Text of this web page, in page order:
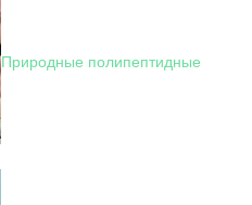
Природные полипептидные